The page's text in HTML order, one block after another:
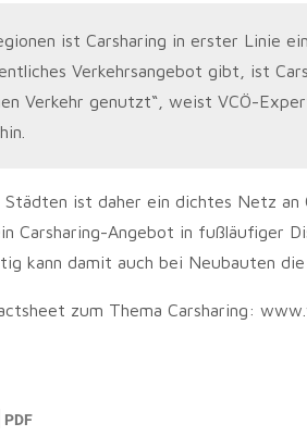
ist Carsharing in erster Linie
Verkehrsangebot gibt, ist
Verkehr genutzt“, weist VCÖ-
Städten ist daher ein dichtes Netz
Carsharing-Angebot in fußläufiger
kann damit auch bei Neubauten
zum Thema Carsharing: